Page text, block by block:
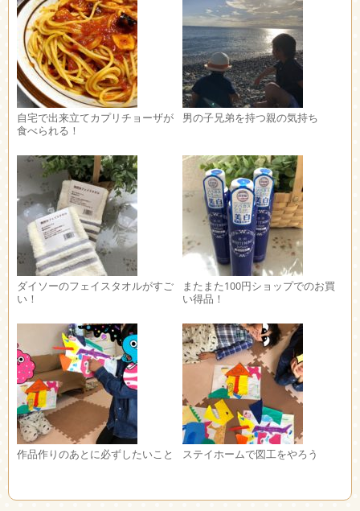
自宅で出来立てカプリチョーザが
食べられる！
男の子兄弟を持つ親の気持ち
ダイソーのフェイスタオルがすご
い！
またまた100円ショップでのお買
い得品！
作品作りのあとに必ずしたいこと ステイホームで図工をやろう